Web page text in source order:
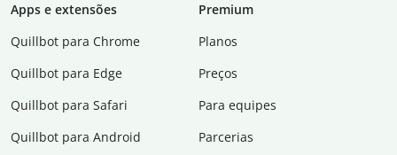
Apps e extensões
Quillbot para Chrome
Quillbot para Edge
Quillbot para Safari
Quillbot para Android
Premium
Planos
Preços
Para equipes
Parcerias